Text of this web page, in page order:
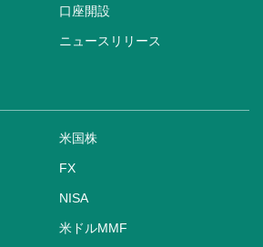
口座開設
ニュースリリース
米国株
FX
NISA
米ドルMMF